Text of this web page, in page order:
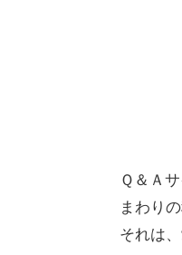
Ｑ＆Ａ
まわり
それは